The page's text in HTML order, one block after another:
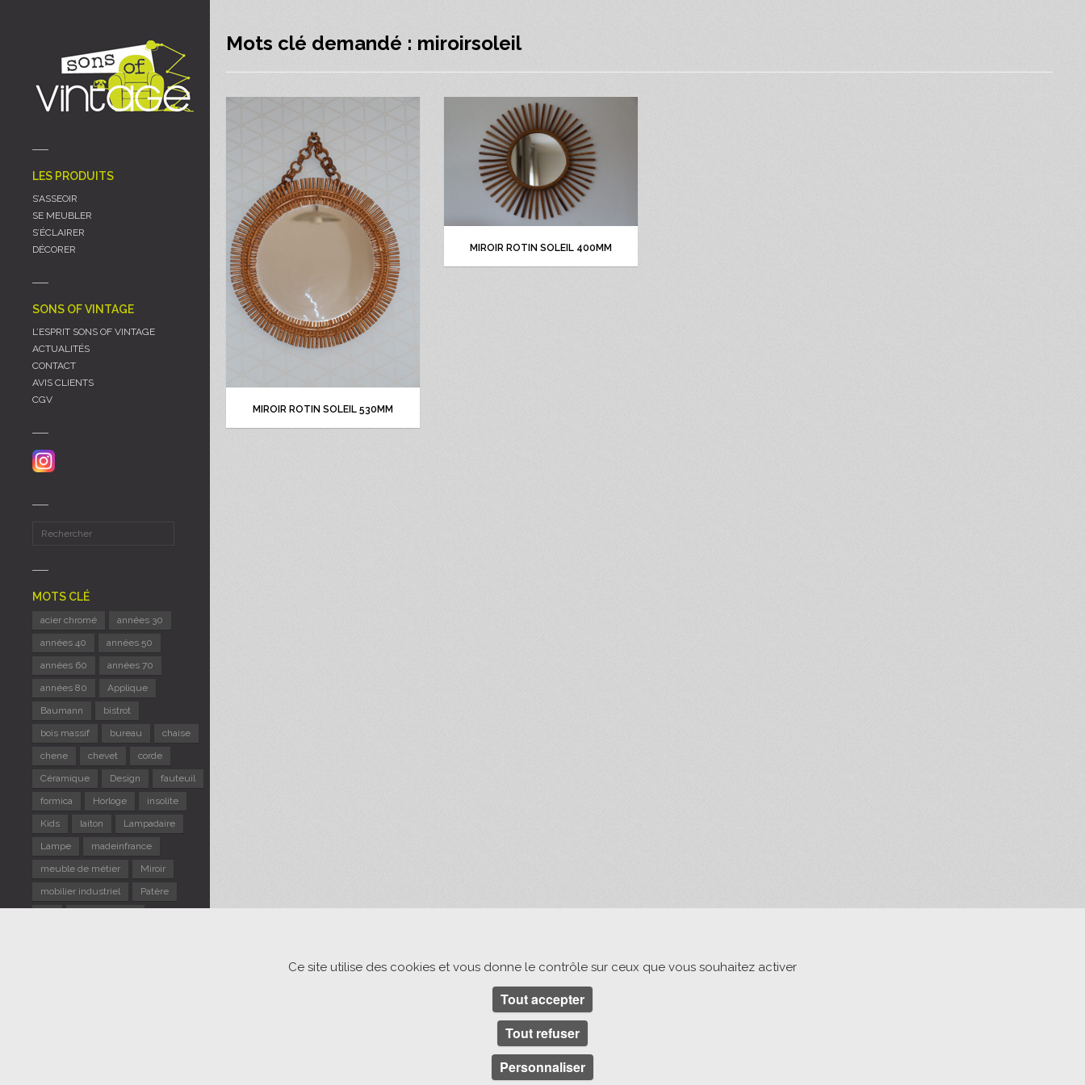
LES PRODUITS
S’ASSEOIR
SE MEUBLER
S’ÉCLAIRER
DÉCORER
SONS OF VINTAGE
L’ESPRIT SONS OF VINTAGE
ACTUALITÉS
CONTACT
AVIS CLIENTS
CGV
MOTS CLÉ
acier chromé
années 30
années 40
années 50
années 60
années 70
années 80
Applique
Baumann
bistrot
bois massif
bureau
chaise
chene
chevet
corde
Céramique
Design
fauteuil
formica
Horloge
insolite
Kids
laiton
Lampadaire
Lampe
madeinfrance
meuble de métier
Miroir
mobilier industriel
Patère
Mots clé demandé : miroirsoleil
MIROIR ROTIN SOLEIL 530MM
MIROIR ROTIN SOLEIL 400MM
Ce site utilise des cookies et vous donne le contrôle sur ceux que vous souhaitez activer
Tout accepter
Tout refuser
Personnaliser